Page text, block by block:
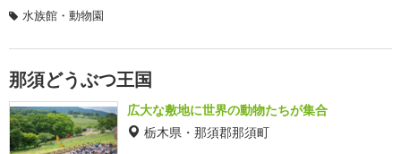
水族館・動物園
那須どうぶつ王国
広大な敷地に世界の動物たちが集合
栃木県・那須郡那須町